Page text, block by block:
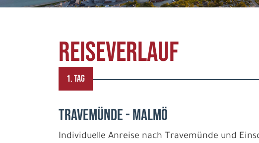
REISEVERLAUF
1. TAG
TRAVEMÜNDE - MALMÖ
Individuelle Anreise nach Travemünde und